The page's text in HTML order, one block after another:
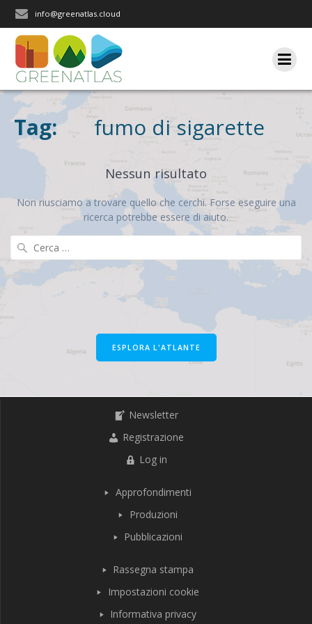
info@greenatlas.cloud
Tag: fumo di sigarette
Nessun risultato
Non riusciamo a trovare quello che cerchi. Forse eseguire una
ricerca potrebbe essere di aiuto.
per:
ESPLORA L'ATLANTE
Newsletter
Registrazione
Log in
Approfondimenti
Produzioni
Pubblicazioni
Rassegna stampa
Impostazioni cookie
Informativa privacy